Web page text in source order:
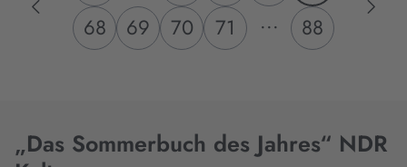
68
69 70 71 ... 88
„Das Sommerbuch des Jahres“ NDR